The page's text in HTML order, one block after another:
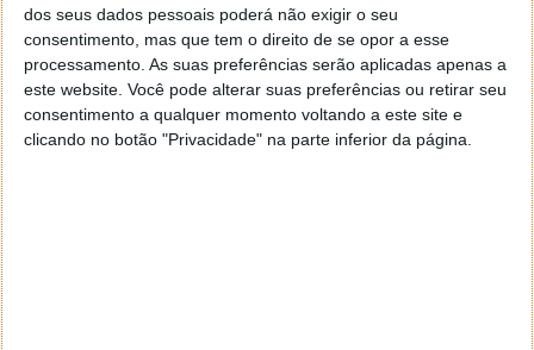
dos seus dados pessoais poderá não exigir o seu
consentimento, mas que tem o direito de se opor a esse
processamento. As suas preferências serão aplicadas apenas a
este website. Você pode alterar suas preferências ou retirar seu
consentimento a qualquer momento voltando a este site e
clicando no botão "Privacidade" na parte inferior da página.
Os fundadores garantes que esta carteira será usada
em exclusivo para promover a moeda à medida que
esta cresce. Já os fundos revertem totalmente para
instituições de caridade.